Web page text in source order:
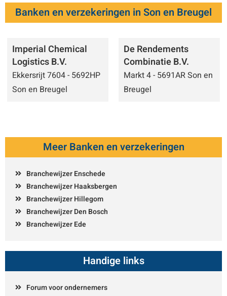
Banken en verzekeringen in Son en Breugel
Imperial Chemical
Logistics B.V.
Ekkersrijt 7604 - 5692HP
Son en Breugel
De Rendements
Combinatie B.V.
Markt 4 - 5691AR Son en
Breugel
Meer Banken en verzekeringen
Branchewijzer Enschede
Branchewijzer Haaksbergen
Branchewijzer Hillegom
Branchewijzer Den Bosch
Branchewijzer Ede
Handige links
Forum voor ondernemers